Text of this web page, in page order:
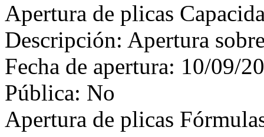
Apertura de plicas
Descripción: Apertura
Fecha de apertura: 10/09/
Pública: No
Apertura de plicas